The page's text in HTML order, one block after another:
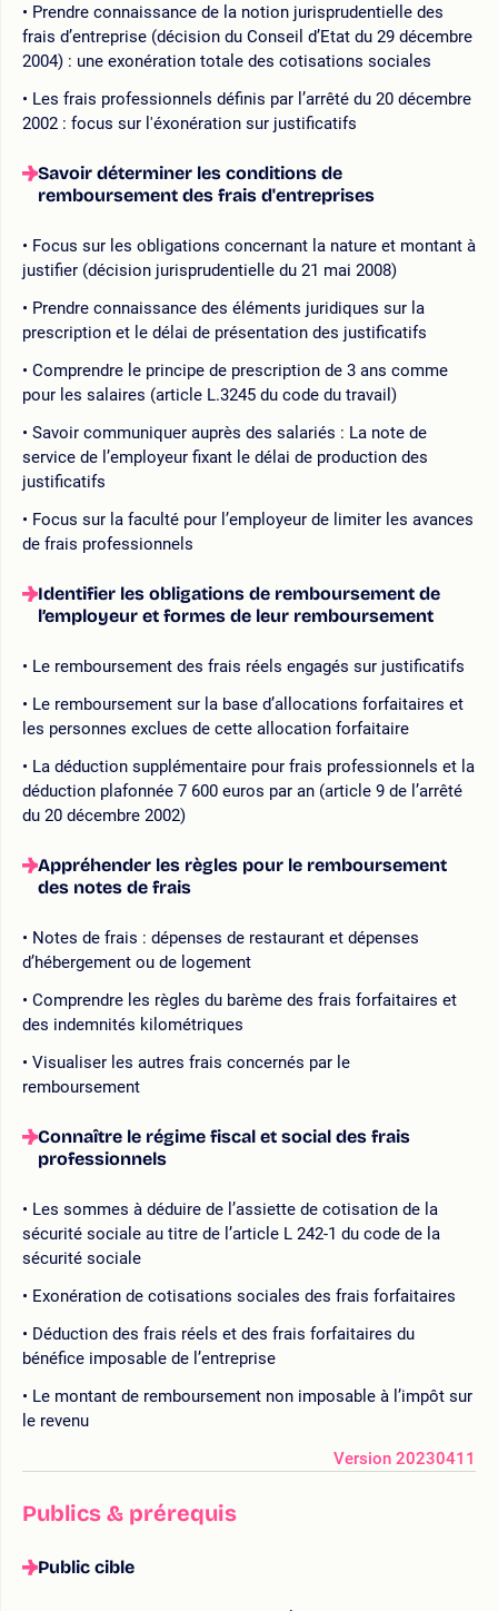
Prendre connaissance de la notion jurisprudentielle des
frais d’entreprise (décision du Conseil d’Etat du 29 décembre
2004) : une exonération totale des cotisations sociales
Les frais professionnels définis par l’arrêté du 20 décembre
2002 : focus sur l'éxonération sur justificatifs
Savoir déterminer les conditions de
remboursement des frais d'entreprises
Focus sur les obligations concernant la nature et montant à
justifier (décision jurisprudentielle du 21 mai 2008)
Prendre connaissance des éléments juridiques sur la
prescription et le délai de présentation des justificatifs
Comprendre le principe de prescription de 3 ans comme
pour les salaires (article L.3245 du code du travail)
Savoir communiquer auprès des salariés : La note de
service de l’employeur fixant le délai de production des
justificatifs
Focus sur la faculté pour l’employeur de limiter les avances
de frais professionnels
Identifier les obligations de remboursement de
l’employeur et formes de leur remboursement
Le remboursement des frais réels engagés sur justificatifs
Le remboursement sur la base d’allocations forfaitaires et
les personnes exclues de cette allocation forfaitaire
La déduction supplémentaire pour frais professionnels et la
déduction plafonnée 7 600 euros par an (article 9 de l’arrêté
du 20 décembre 2002)
Appréhender les règles pour le remboursement
des notes de frais
Notes de frais : dépenses de restaurant et dépenses
d’hébergement ou de logement
Comprendre les règles du barème des frais forfaitaires et
des indemnités kilométriques
Visualiser les autres frais concernés par le
remboursement
Connaître le régime fiscal et social des frais
professionnels
Les sommes à déduire de l’assiette de cotisation de la
sécurité sociale au titre de l’article L 242-1 du code de la
sécurité sociale
Exonération de cotisations sociales des frais forfaitaires
Déduction des frais réels et des frais forfaitaires du
bénéfice imposable de l’entreprise
Le montant de remboursement non imposable à l’impôt sur
le revenu
Version 20230411
Publics & prérequis
Public cible